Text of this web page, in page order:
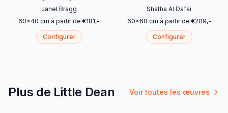
Janel Bragg
60x40 cm à partir de €181,-
Configurer
Shatha Al Dafai
60x60 cm à partir de €209,-
Configurer
Plus de Little Dean Voir toutes les œuvres